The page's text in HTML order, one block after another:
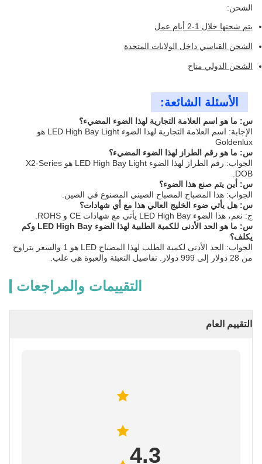
الشحن:
يتم شحنها خلال 1-2 أيام عمل
الشحن القياسي داخل الولايات المتحدة
الشحن الدولي متاح
الأسئلة الشائعة:
س: ما هو اسم العلامة التجارية لهذا الضوء المضيء؟
الإجابة: اسم العلامة التجارية لهذا الضوء LED High Bay Light هو
Goldenlux
س: ما هو رقم الطراز لهذا الضوء المضيء؟
الجواب: رقم الطراز لهذا الضوء LED High Bay Light هو X2-Series
DOB.
س: أين يتم صنع هذا الضوء؟
الجواب: هذا المصباح المصباح الصيني المصنوع في الصين.
س: هل يأتي ضوء الخليج العالي هذا مع أي شهادات؟
ج: نعم، هذا الضوء LED High Bay يأتي مع شهادات CE و ROHS.
س: ما هو الحد الأدنى للكمية الطلبية لهذا الضوء LED High Bay وكم
يكلف؟
الجواب: الحد الأدنى لكمية الطلب لهذا المصباح LED هو 1 والسعر يتراوح
من 28 دولار إلى 999 دولار. تفاصيل التعبئة والعبوة هي علب.
التقييمات والمراجعات
التقييم العام
4.3